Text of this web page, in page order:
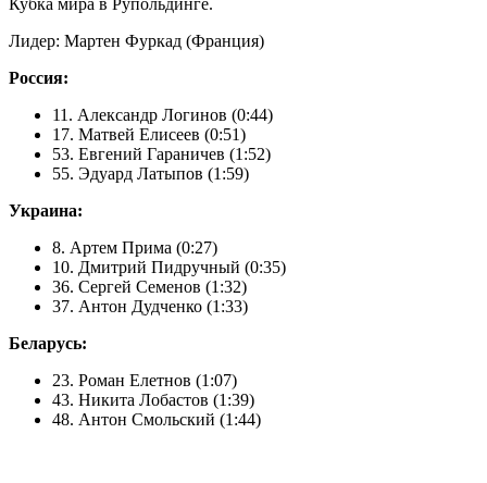
Кубка мира в Рупольдинге.
Лидер: Мартен Фуркад (Франция)
Россия:
11. Александр Логинов (0:44)
17. Матвей Елисеев (0:51)
53. Евгений Гараничев (1:52)
55. Эдуард Латыпов (1:59)
Украина:
8. Артем Прима (0:27)
10. Дмитрий Пидручный (0:35)
36. Сергей Семенов (1:32)
37. Антон Дудченко (1:33)
Беларусь:
23. Роман Елетнов (1:07)
43. Никита Лобастов (1:39)
48. Антон Смольский (1:44)